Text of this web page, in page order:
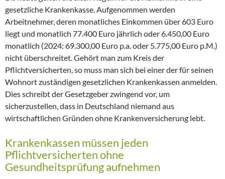
gesetzliche Krankenkasse. Aufgenommen werden
Arbeitnehmer, deren monatliches Einkommen über 603 Euro
liegt und monatlich 77.400 Euro jährlich oder 6.450,00 Euro
monatlich (2024: 69.300,00 Euro p.a. oder 5.775,00 Euro p.M.)
nicht überschreitet. Gehört man zum Kreis der
Pflichtversicherten, so muss man sich bei einer der für seinen
Wohnort zuständigen gesetzlichen Krankenkassen anmelden.
Dies schreibt der Gesetzgeber zwingend vor, um
sicherzustellen, dass in Deutschland niemand aus
wirtschaftlichen Gründen ohne Krankenversicherung lebt.
Krankenkassen müssen jeden
Pflichtversicherten ohne
Gesundheitsprüfung aufnehmen